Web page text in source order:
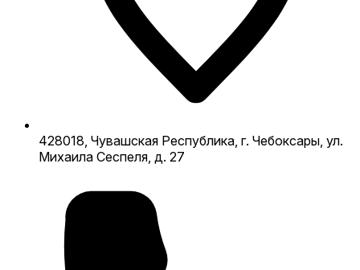
428018, Чувашская Республика, г. Чебоксары, ул.
Михаила Сеспеля, д. 27